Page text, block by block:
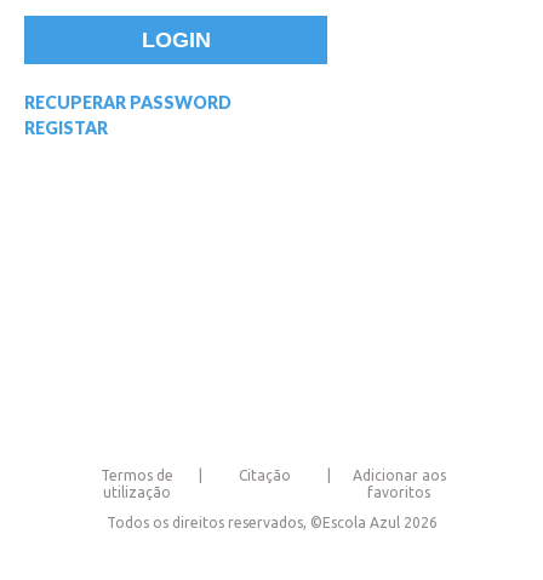
RECUPERAR PASSWORD
REGISTAR
Termos de
utilização
Citação
Adicionar aos
favoritos
Todos os direitos reservados, ©Escola Azul 2026